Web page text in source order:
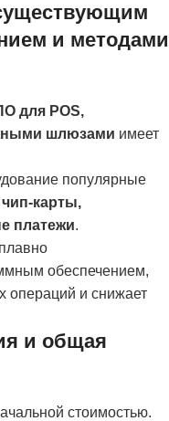
и методами
для POS,
шлюзами имеет
популярные
чип-карты,
платежи.
обеспечением,
операций и снижает
и общая
стоимостью.